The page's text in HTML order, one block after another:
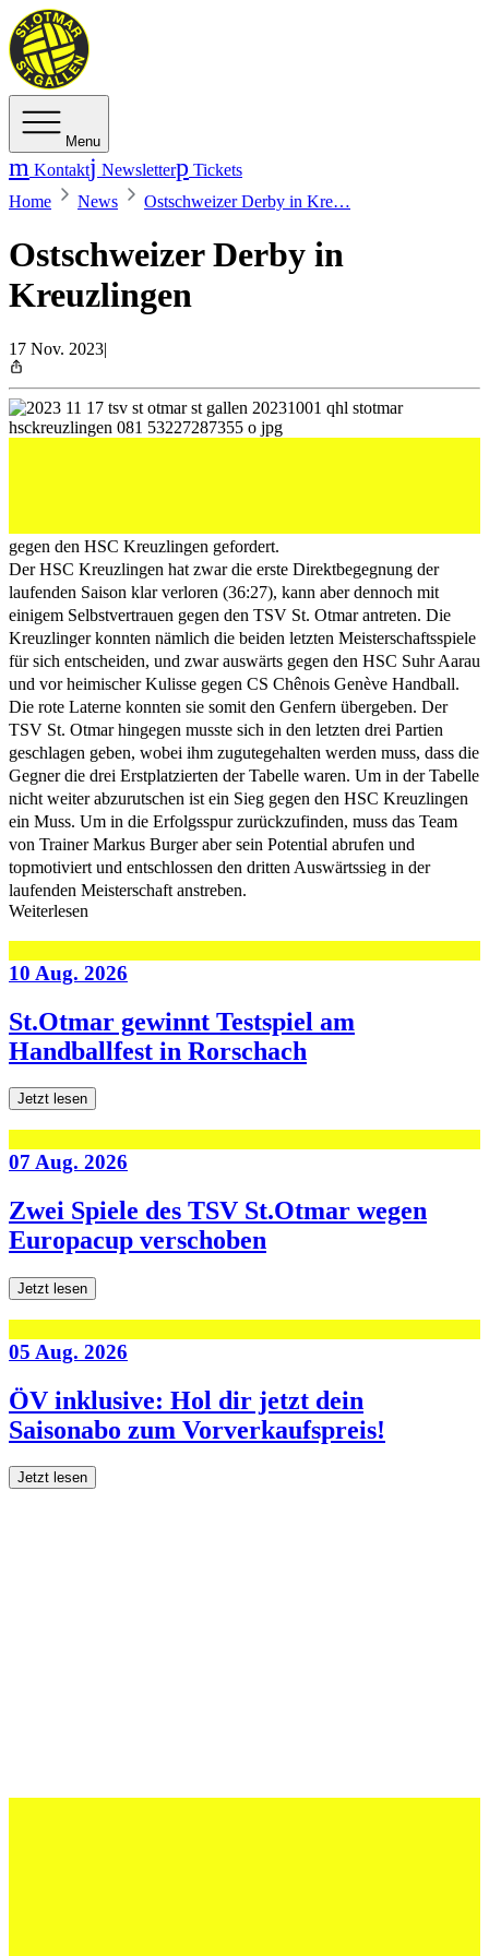
Menu
Kontakt Newsletter
Tickets
Home
News Ostschweizer Derby in Kre…
Ostschweizer Derby in
Kreuzlingen
17 Nov. 2023|
gegen den HSC Kreuzlingen gefordert.
Der HSC Kreuzlingen hat zwar die erste Direktbegegnung der
laufenden Saison klar verloren (36:27), kann aber dennoch mit
einigem Selbstvertrauen gegen den TSV St. Otmar antreten. Die
Kreuzlinger konnten nämlich die beiden letzten Meisterschaftsspiele
für sich entscheiden, und zwar auswärts gegen den HSC Suhr Aarau
und vor heimischer Kulisse gegen CS Chênois Genève Handball.
Die rote Laterne konnten sie somit den Genfern übergeben. Der
TSV St. Otmar hingegen musste sich in den letzten drei Partien
geschlagen geben, wobei ihm zugutegehalten werden muss, dass die
Gegner die drei Erstplatzierten der Tabelle waren. Um in der Tabelle
nicht weiter abzurutschen ist ein Sieg gegen den HSC Kreuzlingen
ein Muss. Um in die Erfolgsspur zurückzufinden, muss das Team
von Trainer Markus Burger aber sein Potential abrufen und
topmotiviert und entschlossen den dritten Auswärtssieg in der
laufenden Meisterschaft anstreben.
Weiterlesen
10 Aug. 2026
St.Otmar gewinnt Testspiel am
Handballfest in Rorschach
Jetzt lesen
07 Aug. 2026
Zwei Spiele des TSV St.Otmar wegen
Europacup verschoben
Jetzt lesen
05 Aug. 2026
ÖV inklusive: Hol dir jetzt dein
Saisonabo zum Vorverkaufspreis!
Jetzt lesen